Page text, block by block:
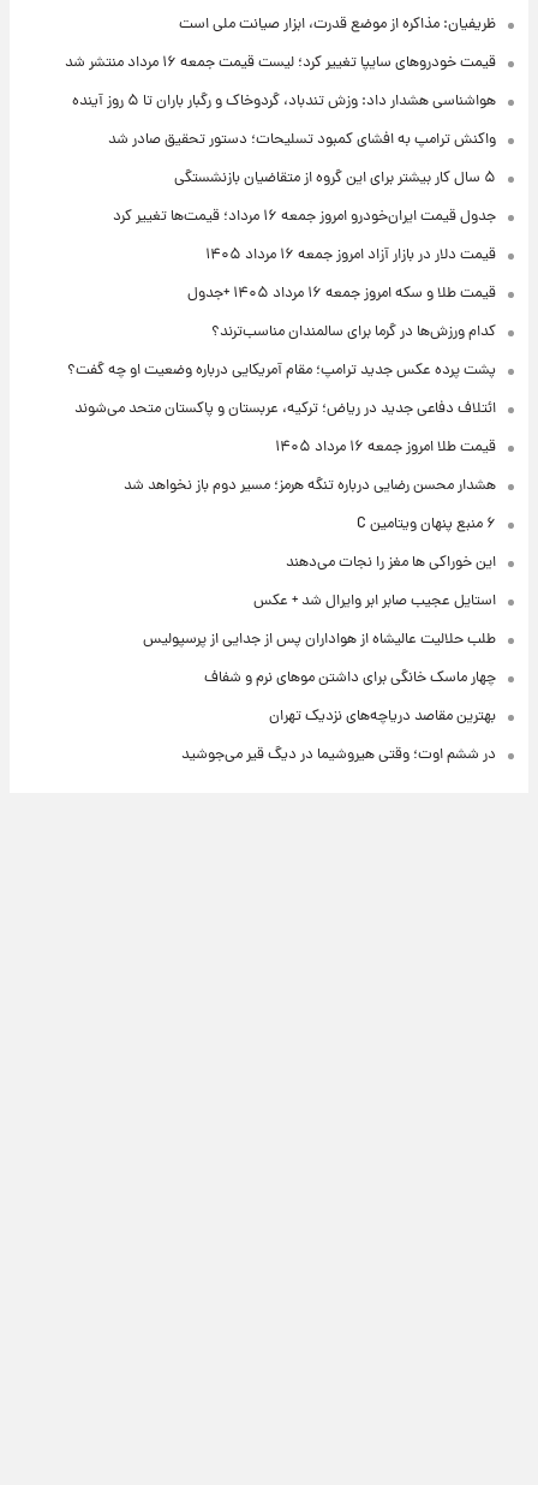
ظریفیان: مذاکره از موضع قدرت، ابزار صیانت ملی است
قیمت خودروهای سایپا تغییر کرد؛ لیست قیمت جمعه ۱۶ مرداد منتشر شد
هواشناسی هشدار داد: وزش تندباد، گردوخاک و رگبار باران تا ۵ روز آینده
واکنش ترامپ به افشای کمبود تسلیحات؛ دستور تحقیق صادر شد
۵ سال کار بیشتر برای این گروه از متقاضیان بازنشستگی
جدول قیمت ایران‌خودرو امروز جمعه ۱۶ مرداد؛ قیمت‌ها تغییر کرد
قیمت دلار در بازار آزاد امروز جمعه ۱۶ مرداد ۱۴۰۵
قیمت طلا و سکه امروز جمعه ۱۶ مرداد ۱۴۰۵ +جدول
کدام ورزش‌ها در گرما برای سالمندان مناسب‌ترند؟
پشت پرده عکس جدید ترامپ؛ مقام آمریکایی درباره وضعیت او چه گفت؟
ائتلاف دفاعی جدید در ریاض؛ ترکیه، عربستان و پاکستان متحد می‌شوند
قیمت طلا امروز جمعه ۱۶ مرداد ۱۴۰۵
هشدار محسن رضایی درباره تنگه هرمز؛ مسیر دوم باز نخواهد شد
۶ منبع پنهان ویتامین C
این خوراکی ها مغز را نجات می‌دهند
استایل عجیب صابر ابر وایرال شد + عکس
طلب حلالیت عالیشاه از هواداران پس از جدایی از پرسپولیس
چهار ماسک خانگی برای داشتن موهای نرم و شفاف
بهترین مقاصد دریاچه‌های نزدیک تهران
در ششم اوت؛ وقتی هیروشیما در دیگ قیر می‌جوشید